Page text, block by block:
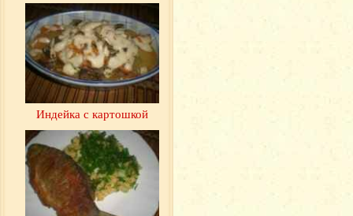
Индейка с картошкой